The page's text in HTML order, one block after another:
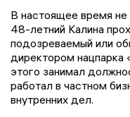
В настоящее время не
48-летний Калина
подозреваемый или
директором нацпарка
этого занимал
работал в частном
внутренних дел.